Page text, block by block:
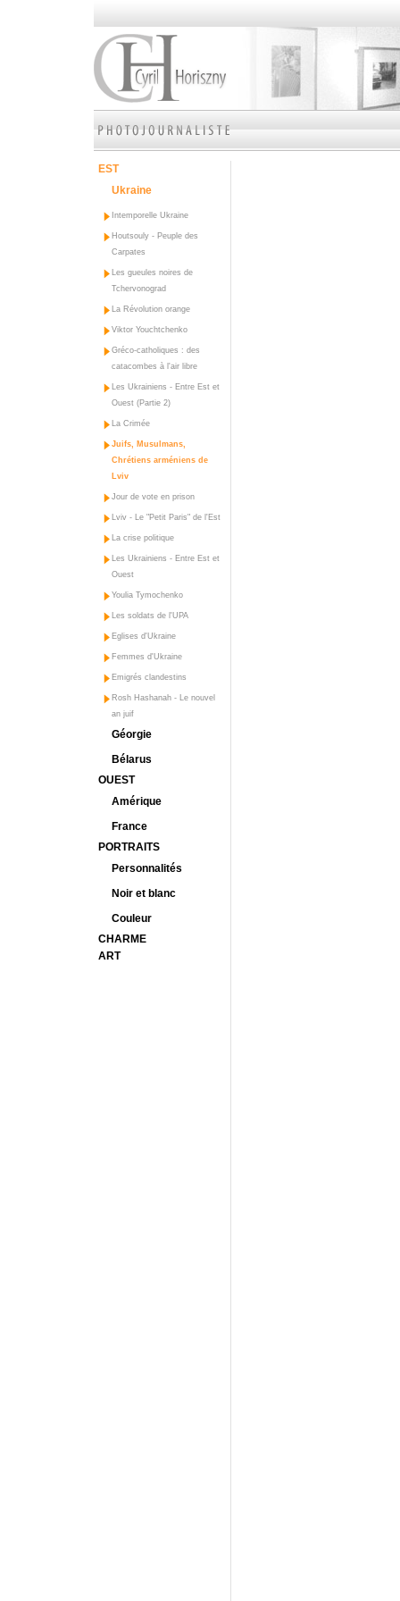
EST
Ukraine
Intemporelle Ukraine
Houtsouly - Peuple des
Carpates
Les gueules noires de
Tchervonograd
La Révolution orange
Viktor Youchtchenko
Gréco-catholiques : des
catacombes à l'air libre
Les Ukrainiens - Entre Est et
Ouest (Partie 2)
La Crimée
Juifs, Musulmans,
Chrétiens arméniens de
Lviv
Jour de vote en prison
Lviv - Le "Petit Paris" de l'Est
La crise politique
Les Ukrainiens - Entre Est et
Ouest
Youlia Tymochenko
Les soldats de l'UPA
Eglises d'Ukraine
Femmes d'Ukraine
Emigrés clandestins
Rosh Hashanah - Le nouvel
an juif
Géorgie
Bélarus
OUEST
Amérique
France
PORTRAITS
Personnalités
Noir et blanc
Couleur
CHARME
ART